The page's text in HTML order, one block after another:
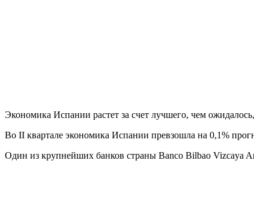
Экономика Испании растет за счет лучшего, чем
Во ІІ квартале экономика Испании превзошла на 0,1%
Один из крупнейших банков страны Banco Bilbao Vizcaya